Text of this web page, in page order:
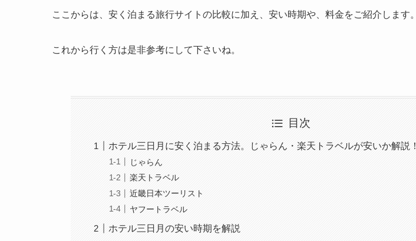
ここからは、安く泊まる旅行サイトの比較に加え、安い時期や、料金をご紹介します。
これから行く方は是非参考にして下さいね。
目次
ホテル三日月に安く泊まる方法。じゃらん・楽天トラベルが安いか解説！
じゃらん
楽天トラベル
近畿日本ツーリスト
ヤフートラベル
ホテル三日月の安い時期を解説